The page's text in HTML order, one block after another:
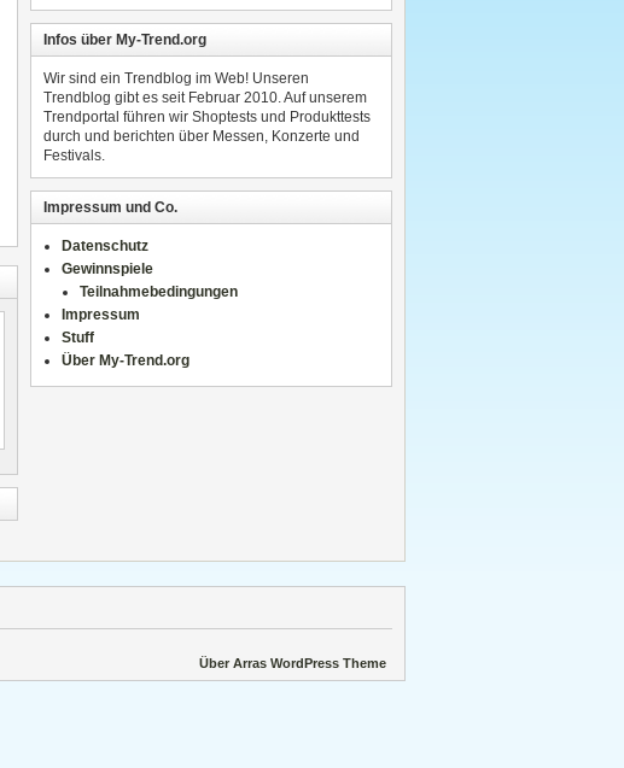
Infos über My-Trend.org
Wir sind ein Trendblog im Web! Unseren
Trendblog gibt es seit Februar 2010. Auf unserem
Trendportal führen wir Shoptests und Produkttests
durch und berichten über Messen, Konzerte und
Festivals.
Impressum und Co.
Datenschutz
Gewinnspiele
Teilnahmebedingungen
Impressum
Stuff
Über My-Trend.org
Über Arras WordPress Theme